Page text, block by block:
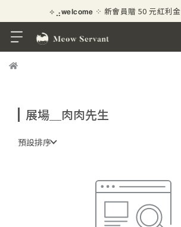
⟡⣠𝘄𝗲𝗹𝗰𝗼𝗺𝗲 ⁘ 新會員贈 50 元紅利金
展場＿肉肉先生
預設排序